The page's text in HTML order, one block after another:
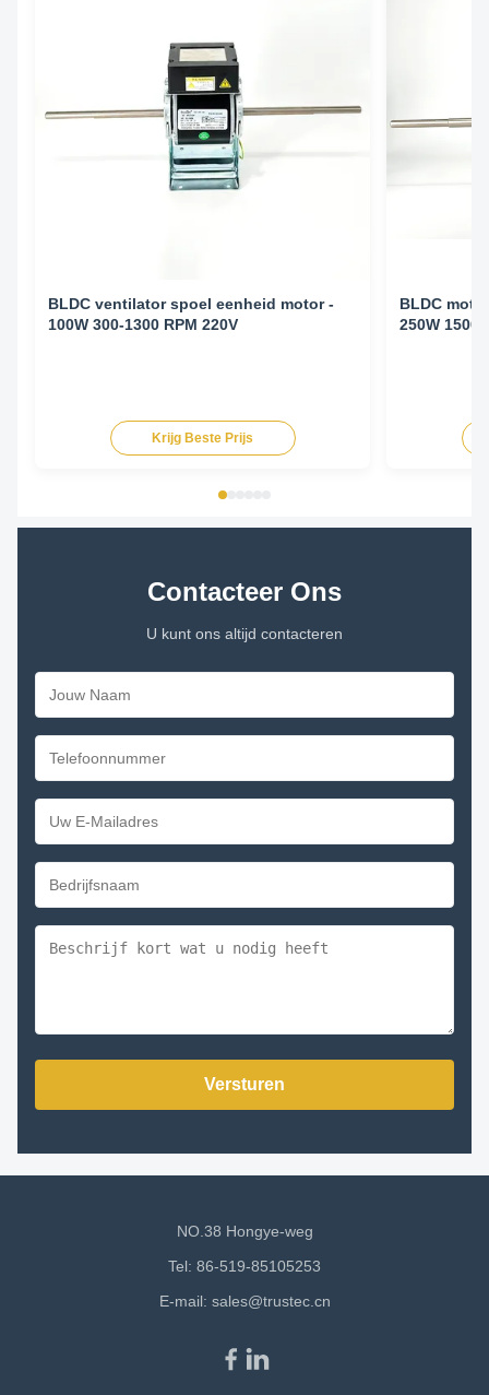
BLDC ventilator spoel eenheid motor -
100W 300-1300 RPM 220V
Krijg Beste Prijs
BLDC
250W 1500
Contacteer Ons
U kunt ons altijd contacteren
Versturen
NO.38 Hongye-weg
Tel: 86-519-85105253
E-mail: sales@trustec.cn